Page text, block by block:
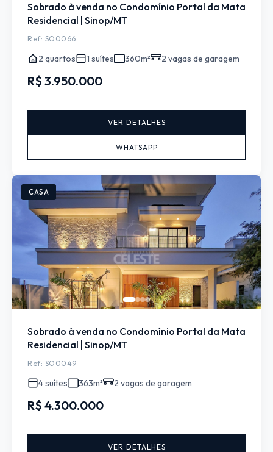
Sobrado à venda no Condomínio Portal da Mata
Residencial | Sinop/MT
Ref: SO0066
2 quartos 1 suítes 360m² 2 vagas de garagem
R$ 3.950.000
VER DETALHES
WHATSAPP
CASA
Sobrado à venda no Condomínio Portal da Mata
Residencial | Sinop/MT
Ref: SO0049
4 suítes 363m² 2 vagas de garagem
R$ 4.300.000
VER DETALHES